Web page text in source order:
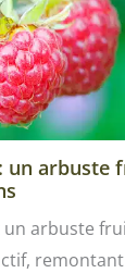
un arbuste
arbuste